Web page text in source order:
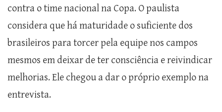
contra o time nacional na Copa. O paulista
considera que há maturidade o suficiente dos
brasileiros para torcer pela equipe nos campos
mesmos em deixar de ter consciência e reivindicar
melhorias. Ele chegou a dar o próprio exemplo na
entrevista.